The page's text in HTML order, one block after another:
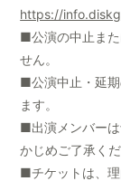
https://
■公演の中止ま
せん。
■公演中止・延
ます。
■出演メンバー
かじめご了承くだ
■チケットは、